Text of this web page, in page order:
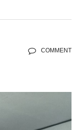
COMMENT